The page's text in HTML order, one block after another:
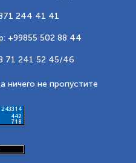
244 41 41
+99855 502 88 44
71 241 52 45/46
ничего не пропустите